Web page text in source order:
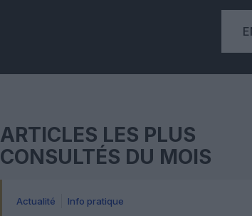
ARTICLES LES PLUS
CONSULTÉS DU MOIS
Actualité Info pratique